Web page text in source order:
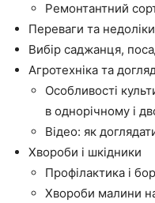
Ремонтантний
Переваги та
Вибір саджанця,
Агротехніка та
Особливості
в однорічному і
Відео: як
Хвороби і шкідники
Профілактика і
Хвороби малини